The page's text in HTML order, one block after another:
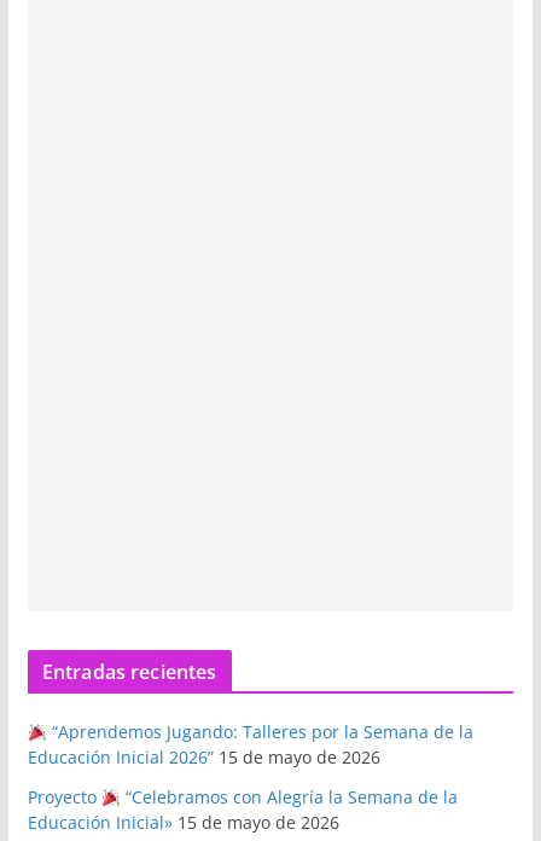
Entradas recientes
“Aprendemos Jugando: Talleres por la Semana de la
Educación Inicial 2026” 15 de mayo de 2026
Proyecto
“Celebramos con Alegría la Semana de la
Educación Inicial» 15 de mayo de 2026